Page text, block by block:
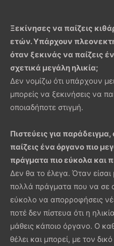
Ξεκίνησες να παίζεις
ετών. Υπάρχουν
όταν ξεκινάς να παίζεις
σχετικά μεγάλη ηλικία;
Δεν νομίζω ότι υπάρχουν
μπορείς να ξεκινήσεις να
οποιαδήποτε στιγμή.
Πιστεύεις για παράδειγμα,
παίζεις ένα όργανο πιο
πράγματα πιο εύκολα και
Δεν θα το έλεγα. Όταν είσαι
πολλά πράγματα που να σε
εύκολο να απορροφήσεις
ποτέ δεν πίστευα ότι η
μάθεις κάποιο όργανο. Ο
θέλει και μπορεί, με τον